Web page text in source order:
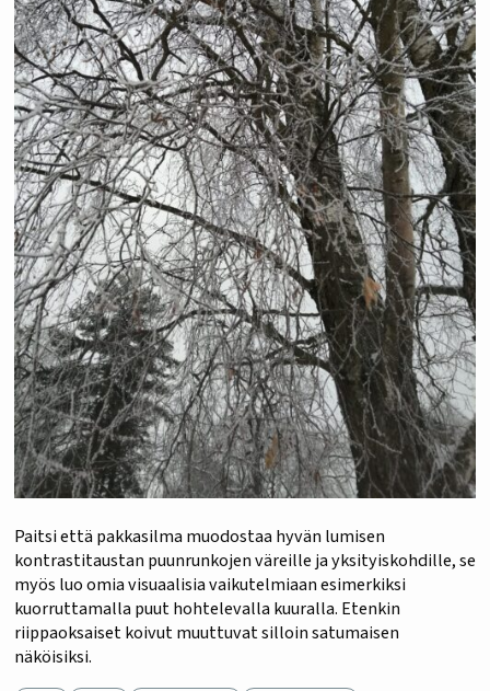
Paitsi että pakkasilma muodostaa hyvän lumisen
kontrastitaustan puunrunkojen väreille ja yksityiskohdille, se
myös luo omia visuaalisia vaikutelmiaan esimerkiksi
kuorruttamalla puut hohtelevalla kuuralla. Etenkin
riippaoksaiset koivut muuttuvat silloin satumaisen
näköisiksi.